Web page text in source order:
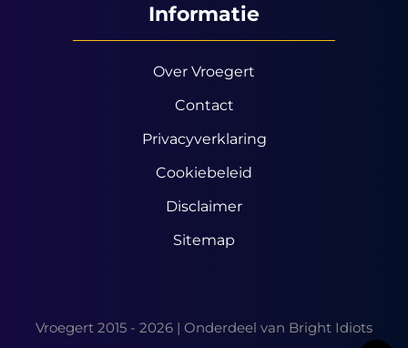
Informatie
Over Vroegert
Contact
Privacyverklaring
Cookiebeleid
Disclaimer
Sitemap
Vroegert 2015 - 2026 | Onderdeel van Bright Idiots